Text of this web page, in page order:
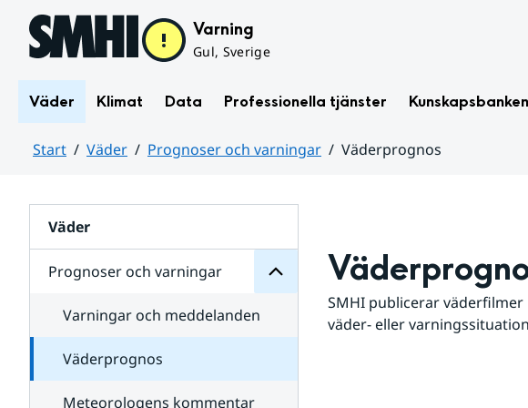
Hoppa till sidans innehåll Varning
Gul, Sverige
Väder Klimat Data Professionella tjänster Kunskapsbanken
Start Väder Prognoser och varningar
Väderprognos
Väder
Prognoser och varningar
för
varningar
Varningar och meddelanden
Väderprognos
Meteorologens kommentar
SMHI publicerar väderfilmer
väder- eller